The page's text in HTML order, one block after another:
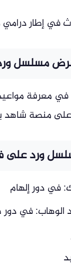
في إطار
مسلسل
معرفة
منصة شاهد
ورد على
في دور إلهام
الوهاب: في دور